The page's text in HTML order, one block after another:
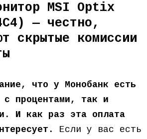
MSI Optix
— честно,
скрытые комиссии
что у Монобанк есть
с процентами, так и
И как раз эта оплата
Если у вас есть